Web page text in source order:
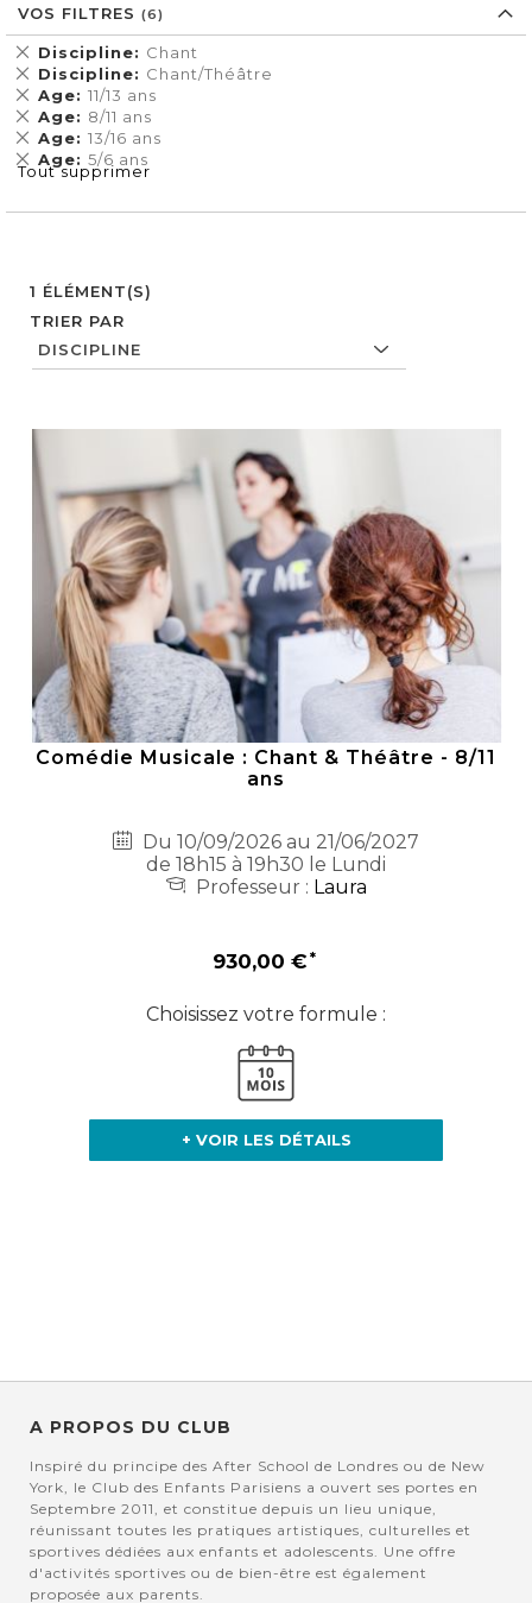
1 ÉLÉMENT(S)
TRIER PAR
Comédie Musicale : Chant & Théâtre - 8/11
ans
Du 10/09/2026 au 21/06/2027
de 18h15 à 19h30 le Lundi
Professeur : Laura
930,00 €
Choisissez votre formule :
+ VOIR LES DÉTAILS
VOS FILTRES
Discipline Chant
Supprimer
cet
Élément
Discipline Chant/Théâtre
Supprimer
cet
Élément
Age 11/13 ans
Supprimer
cet
Élément
Age 8/11 ans
Supprimer
cet
Élément
Age 13/16 ans
Supprimer
cet
Élément
Age 5/6 ans
Supprimer
cet
Tout supprimer
A PROPOS DU CLUB
Inspiré du principe des After School de Londres ou de New
York, le Club des Enfants Parisiens a ouvert ses portes en
Septembre 2011, et constitue depuis un lieu unique,
réunissant toutes les pratiques artistiques, culturelles et
sportives dédiées aux enfants et adolescents. Une offre
d'activités sportives ou de bien-être est également
proposée aux parents.